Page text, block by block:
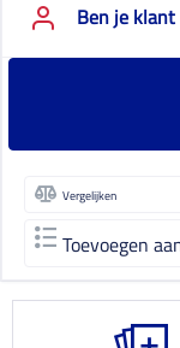
Ben je klant
Vergelijken
Toevoegen